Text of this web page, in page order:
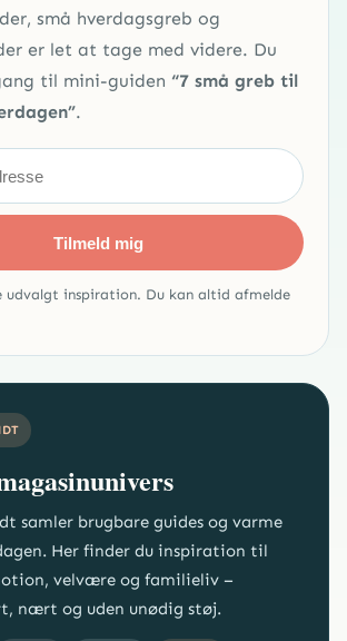
små hverdagsgreb og
er let at tage med videre. Du
til mini-guiden “7 små greb til
.
Tilmeld mig
udvalgt inspiration. Du kan altid afmelde
samler brugbare guides og varme
Her finder du inspiration til
velvære og familieliv –
nært og uden unødig støj.